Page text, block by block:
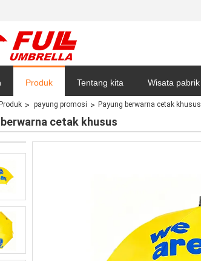
Produk Tentang kita Wisata pabrik
Kebijakan pribadi
Produk payung promosi Payung berwarna cetak khusus
cetak khusus